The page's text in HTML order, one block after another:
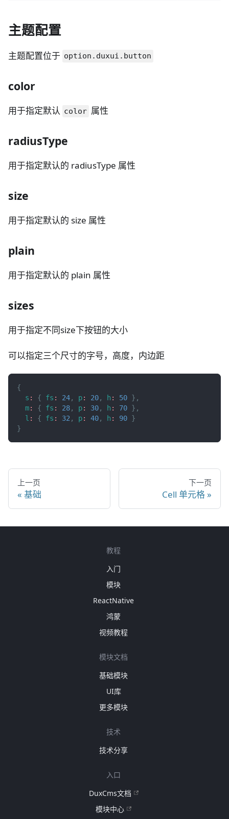
主题配置
主题配置位于 option.duxui.button
color
用于指定默认 color 属性
radiusType
用于指定默认的 radiusType 属性
size
用于指定默认的 size 属性
plain
用于指定默认的 plain 属性
sizes
用于指定不同size下按钮的大小
可以指定三个尺寸的字号，高度，内边距
{
s : { fs : 24, p: 20, h : 50 } ,
m: { fs : 28, p: 30, h : 70 } ,
l : { fs : 32 , p: 40, h : 90 }
}
上一页
基础
下一页
Cell 单元格
教程
入门
模块
ReactNative
鸿蒙
视频教程
模块文档
基础模块
UI库
更多模块
技术
技术分享
入口
DuxCms文档
模块中心